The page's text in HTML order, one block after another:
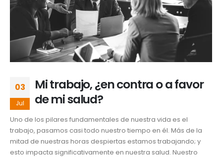
03
Jul
Mi trabajo, ¿en contra o a favor
de mi salud?
Uno de los pilares fundamentales de nuestra vida es el
trabajo, pasamos casi todo nuestro tiempo en él. Más de la
mitad de nuestras horas despiertas estamos trabajando; y
esto impacta significativamente en nuestra salud. Nuestro